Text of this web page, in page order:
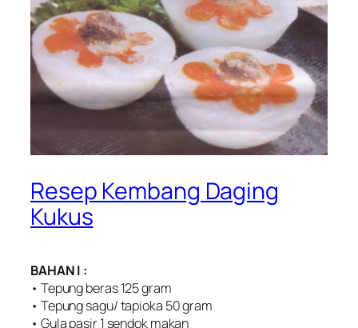
Resep Kembang Daging
Kukus
BAHAN I :
• Tepung beras 125 gram
• Tepung sagu/ tapioka 50 gram
• Gula pasir 1 sendok makan